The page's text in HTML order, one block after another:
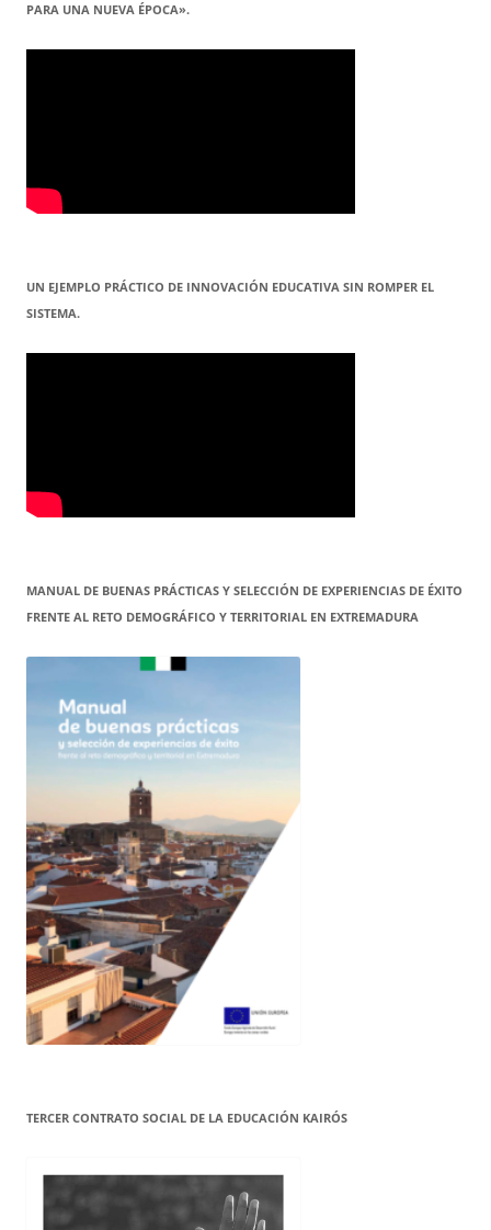
PARA UNA NUEVA ÉPOCA».
UN EJEMPLO PRÁCTICO DE INNOVACIÓN EDUCATIVA SIN ROMPER EL
SISTEMA.
MANUAL DE BUENAS PRÁCTICAS Y SELECCIÓN DE EXPERIENCIAS DE ÉXITO
FRENTE AL RETO DEMOGRÁFICO Y TERRITORIAL EN EXTREMADURA
TERCER CONTRATO SOCIAL DE LA EDUCACIÓN KAIRÓS